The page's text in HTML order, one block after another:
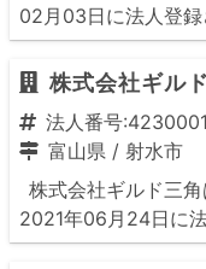
02月03日に法人登録
株式会社ギル
法人番号
富山県 / 射水市
株式会社ギルド三
2021年06月24日に